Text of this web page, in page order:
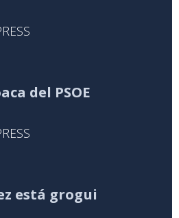
del PSOE
está grogui